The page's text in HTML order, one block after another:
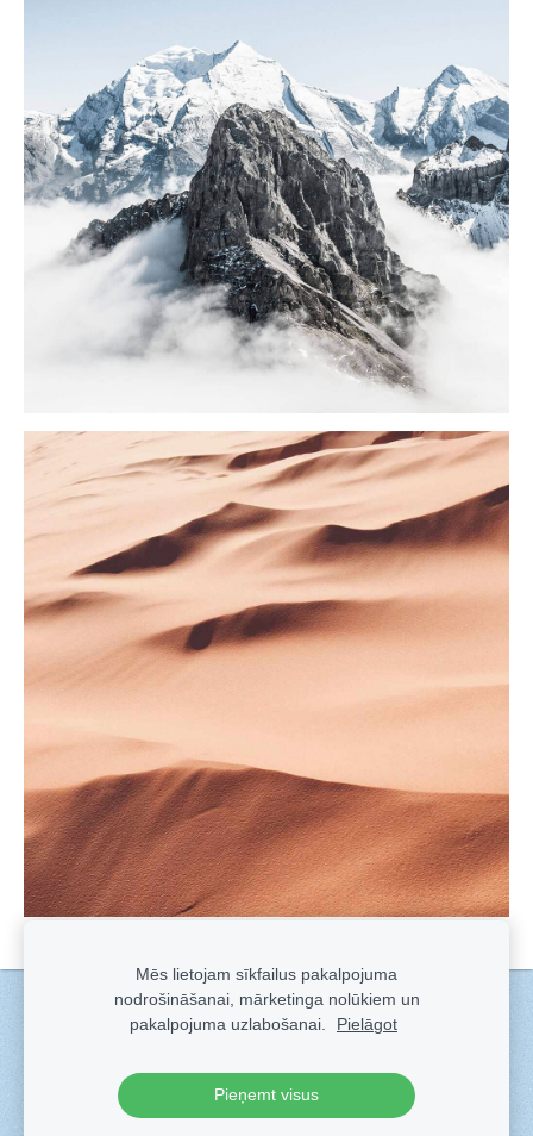
Sīkdatnes
Veidots arSadarbe- labo mājas lapu ģeneratoru.
Mēs lietojam sīkfailus pakalpojuma
nodrošināšanai, mārketinga nolūkiem un
pakalpojuma uzlabošanai.
Pielāgot
Pieņemt visus